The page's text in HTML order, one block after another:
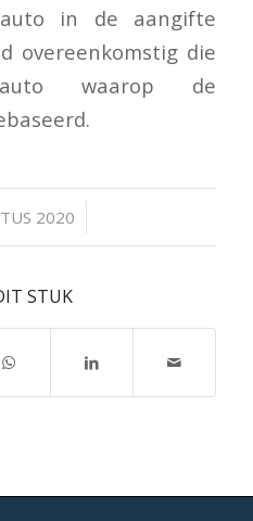
in de aangifte
overeenkomstig die
waarop de
2020
/
STUK